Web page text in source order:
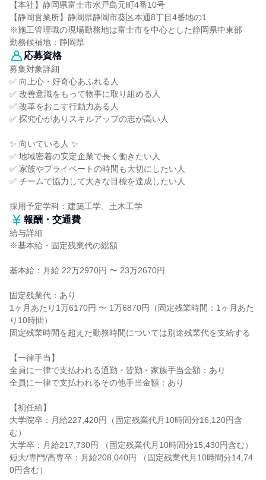
【本社】静岡県富士市水戸島元町4番10号
【静岡営業所】静岡県静岡市葵区本通8丁目4番地の1
※施工管理職の現場勤務地は富士市を中心とした静岡県中東部
勤務候補地：静岡県
応募資格
募集対象詳細
✅ 向上心・好奇心あふれる人
✅ 改善意識をもって物事に取り組める人
✅ 改革をおこす行動力ある人
✅ 探究心がありスキルアップの志が高い人
✨ 向いている人 ✨
✅ 地域密着の安定企業で長く働きたい人
✅ 家族やプライベートの時間も大切にしたい人
✅ チームで協力して大きな目標を達成したい人
採用予定学科：建築工学、土木工学
報酬・交通費
給与詳細
※基本給・固定残業代の総額
基本給：月給 22万2970円 〜 23万2670円
固定残業代：あり
1ヶ月あたり1万6170円 〜 1万6870円（固定残業時間：1ヶ月あた
り10時間）
固定残業時間を超えた勤務時間については別途残業代を支給する
【一律手当】
全員に一律で支払われる通勤・皆勤・家族手当金額：あり
全員に一律で支払われるその他手当金額：あり
【初任給】
大学院卒：月給227,420円（固定残業代月10時間分16,120円含
む）
大学卒：月給217,730円 （固定残業代月10時間分15,430円含む）
短大/専門/高専卒：月給208,040円 （固定残業代月10時間分14,74
0円含む）